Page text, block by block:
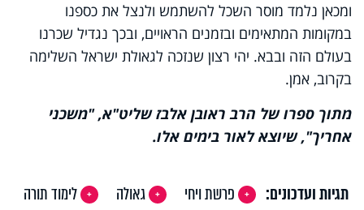
ומכאן נלמד מוסר השכל להשתמש ולנצל את כספנו
במקומות המתאימים ובזמנים הראויים, ובכך נגדיל שכרנו
בעולם הזה ובבא. יהי רצון שנזכה לגאולת ישראל השלימה
בקרוב, אמן.
מתוך ספרו של הרב ראובן אלבז שליט"א, "משכני
אחריך", שיוצא לאור בימים אלו.
תגיות ועדכונים: פרשת ויחי גאולה
לימוד תורה